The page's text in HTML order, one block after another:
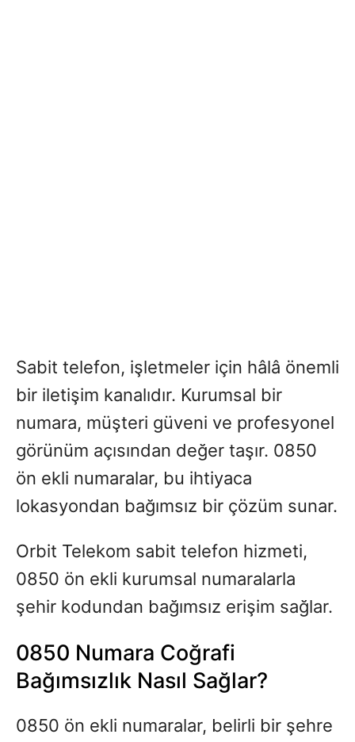
Sabit telefon, işletmeler için hâlâ önemli
bir iletişim kanalıdır. Kurumsal bir
numara, müşteri güveni ve profesyonel
görünüm açısından değer taşır. 0850
ön ekli numaralar, bu ihtiyaca
lokasyondan bağımsız bir çözüm sunar.
Orbit Telekom sabit telefon hizmeti,
0850 ön ekli kurumsal numaralarla
şehir kodundan bağımsız erişim sağlar.
0850 Numara Coğrafi
Bağımsızlık Nasıl Sağlar?
0850 ön ekli numaralar, belirli bir şehre